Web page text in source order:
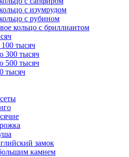
с изумрудом
с рубином
кольцо с бриллиантом
тысяч
300 тысяч
500 тысяч
тысяч
замок
камнем